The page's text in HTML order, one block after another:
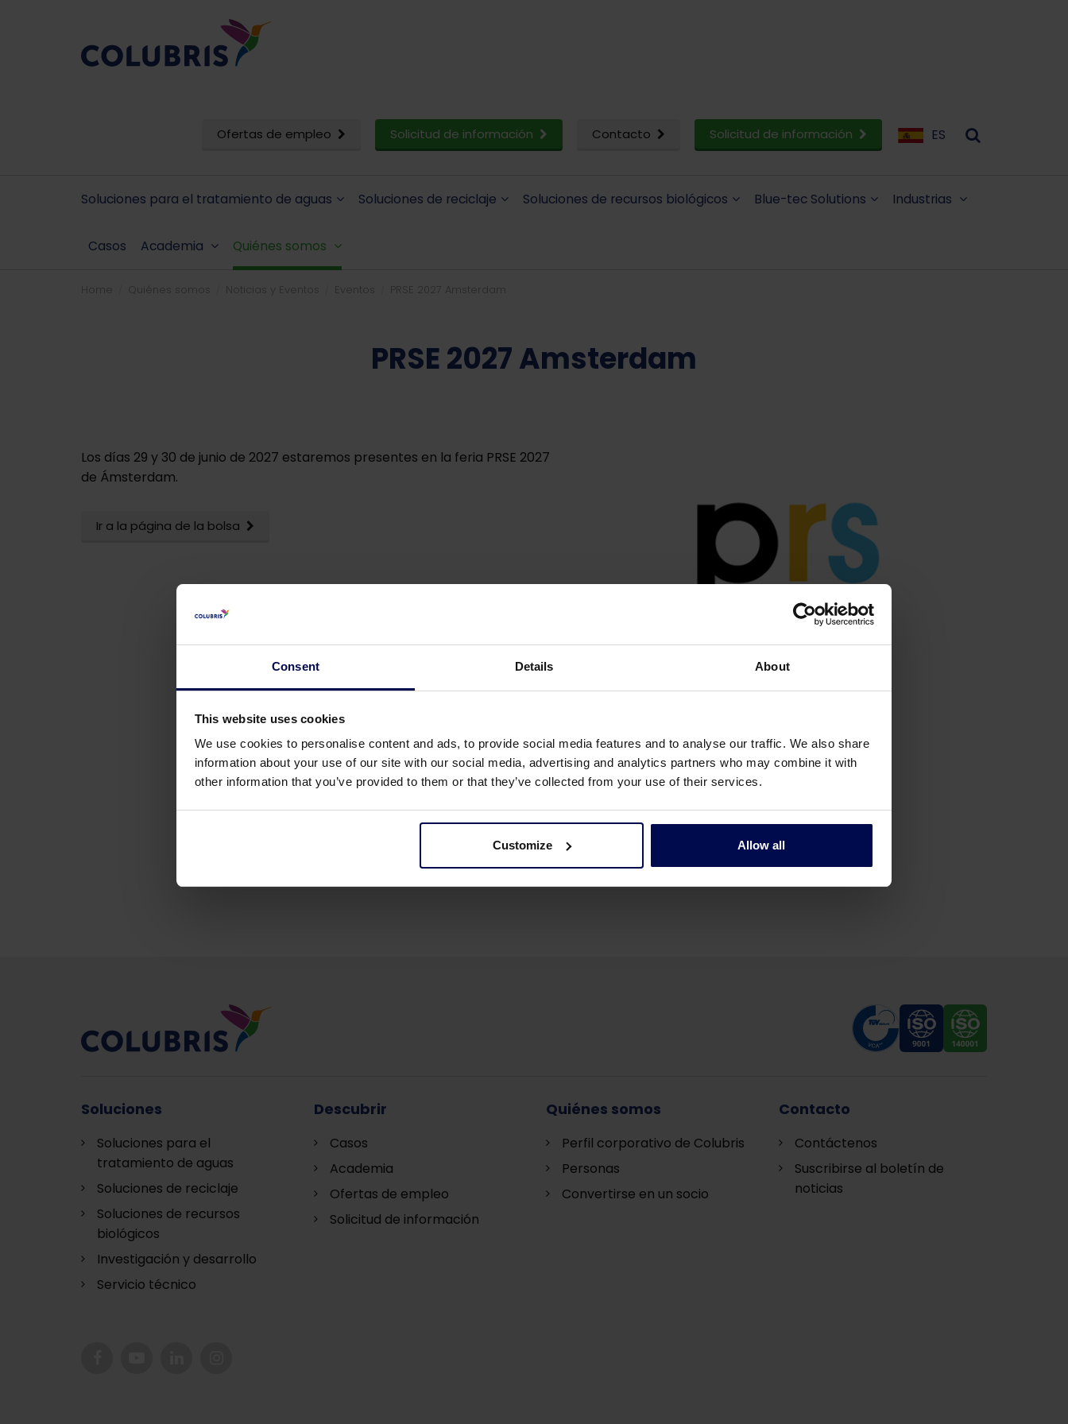
Consent Details About
This website uses cookies
We use cookies to personalise content and ads, to provide social media features and to analyse our traffic. We also share
information about your use of our site with our social media, advertising and analytics partners who may combine it with
other information that you’ve provided to them or that they’ve collected from your use of their services.
Customize Allow all
Ofertas de empleo Solicitud de información Contacto Solicitud de información ES
Soluciones para el tratamiento de aguas Soluciones de reciclaje Soluciones de recursos biológicos Blue-tec Solutions Industrias
Casos Academia Quiénes somos
Home Quiénes somos Noticias y Eventos Eventos PRSE 2027 Amsterdam
PRSE 2027 Amsterdam
Los días 29 y 30 de junio de 2027 estaremos presentes en la feria PRSE 2027
de Ámsterdam.
Ir a la página de la bolsa
Comparte esta página
Soluciones
Soluciones para el
tratamiento de aguas
Soluciones de reciclaje
Soluciones de recursos
biológicos
Investigación y desarrollo
Servicio técnico
Descubrir
Casos
Academia
Ofertas de empleo
Solicitud de información
Quiénes somos
Perfil corporativo de Colubris
Personas
Convertirse en un socio
Contacto
Contáctenos
Suscribirse al boletín de
noticias